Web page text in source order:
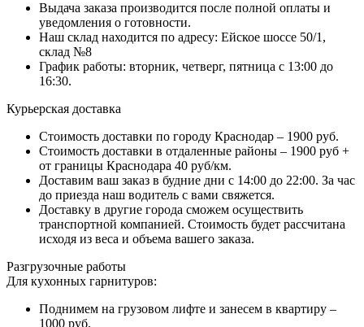
Выдача заказа производится после полной оплаты и
уведомления о готовности.
Наш склад находится по адресу: Ейское шоссе 50/1,
склад №8
График работы: вторник, четверг, пятница с 13:00 до
16:30.
Курьерская доставка
Стоимость доставки по городу Краснодар – 1900 руб.
Стоимость доставки в отдаленные районы – 1900 руб +
от границы Краснодара 40 руб/км.
Доставим ваш заказ в будние дни с 14:00 до 22:00. За час
до приезда наш водитель с вами свяжется.
Доставку в другие города сможем осуществить
транспортной компанией. Стоимость будет рассчитана
исходя из веса и объема вашего заказа.
Разгрузочные работы
Для кухонных гарнитуров:
Поднимем на грузовом лифте и занесем в квартиру –
1000 руб.